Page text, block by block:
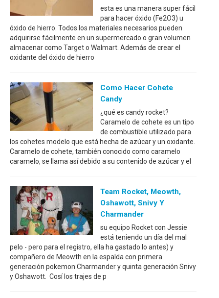
esta es una manera super fácil
para hacer óxido (Fe2O3) u
óxido de hierro. Todos los materiales necesarios pueden
adquirirse fácilmente en un supermercado o gran volumen
almacenar como Target o Walmart. Además de crear el
oxidante del óxido de hierro
Como Hacer Cohete
Candy
¿qué es candy rocket?
Caramelo de cohete es un tipo
de combustible utilizado para
los cohetes modelo que está hecha de azúcar y un oxidante.
Caramelo de cohete, también conocido como caramelo
caramelo, se llama así debido a su contenido de azúcar y el
Team Rocket, Meowth,
Oshawott, Snivy Y
Charmander
su equipo Rocket con Jessie
está teniendo un día del mal
pelo - pero para el registro, ella ha gastado lo antes) y
compañero de Meowth en la espalda con primera
generación pokemon Charmander y quinta generación Snivy
y Oshawott. Cosí los trajes de p